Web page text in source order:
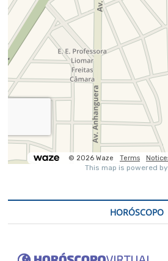
HORÓSCOPO